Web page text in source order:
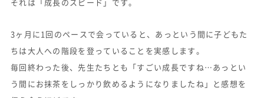
3ヶ月に1回のペースで会っていると、あっという間に子どもた
ちは大人への階段を登っていることを実感します。
毎回終わった後、先生たちとも「すごい成長ですね…あっとい
う間にお抹茶をしっかり飲めるようになりましたね」と感想を